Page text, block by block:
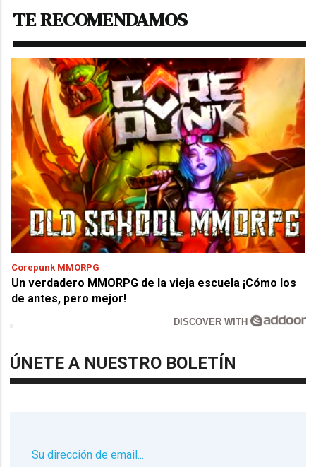
TE RECOMENDAMOS
Corepunk MMORPG
Un verdadero MMORPG de la vieja escuela ¡Cómo los
de antes, pero mejor!
DISCOVER WITH
ÚNETE A NUESTRO BOLETÍN